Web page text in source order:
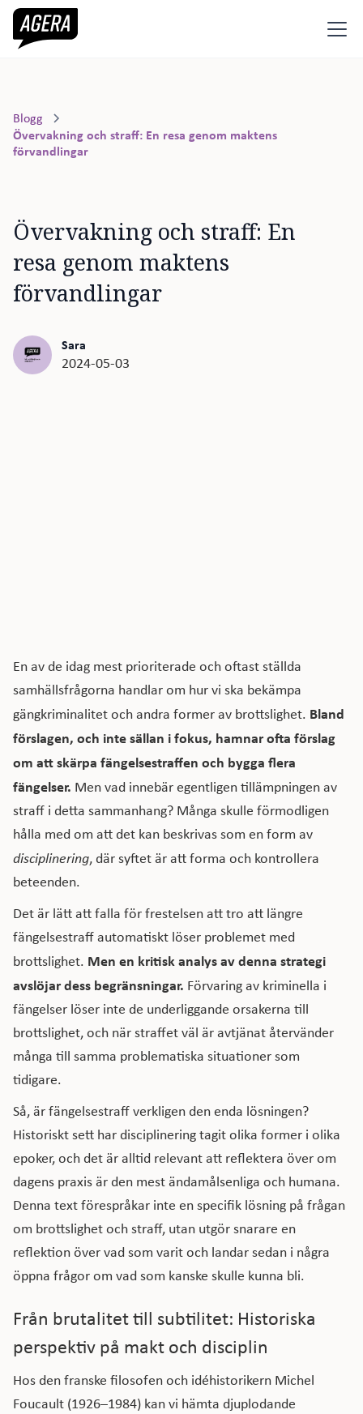
Blogg
Övervakning och straff: En resa genom maktens
förvandlingar
Övervakning och straff: En
resa genom maktens
förvandlingar
Sara
2024-05-03
En av de idag mest prioriterade och oftast ställda
samhällsfrågorna handlar om hur vi ska bekämpa
gängkriminalitet och andra former av brottslighet. Bland
förslagen, och inte sällan i fokus, hamnar ofta förslag
om att skärpa fängelsestraffen och bygga flera
fängelser. Men vad innebär egentligen tillämpningen av
straff i detta sammanhang? Många skulle förmodligen
hålla med om att det kan beskrivas som en form av
disciplinering, där syftet är att forma och kontrollera
beteenden.
Det är lätt att falla för frestelsen att tro att längre
fängelsestraff automatiskt löser problemet med
brottslighet. Men en kritisk analys av denna strategi
avslöjar dess begränsningar. Förvaring av kriminella i
fängelser löser inte de underliggande orsakerna till
brottslighet, och när straffet väl är avtjänat återvänder
många till samma problematiska situationer som
tidigare.
Så, är fängelsestraff verkligen den enda lösningen?
Historiskt sett har disciplinering tagit olika former i olika
epoker, och det är alltid relevant att reflektera över om
dagens praxis är den mest ändamålsenliga och humana.
Denna text förespråkar inte en specifik lösning på frågan
om brottslighet och straff, utan utgör snarare en
reflektion över vad som varit och landar sedan i några
öppna frågor om vad som kanske skulle kunna bli.
Från brutalitet till subtilitet: Historiska
perspektiv på makt och disciplin
Hos den franske filosofen och idéhistorikern Michel
Foucault (1926–1984) kan vi hämta djuplodande